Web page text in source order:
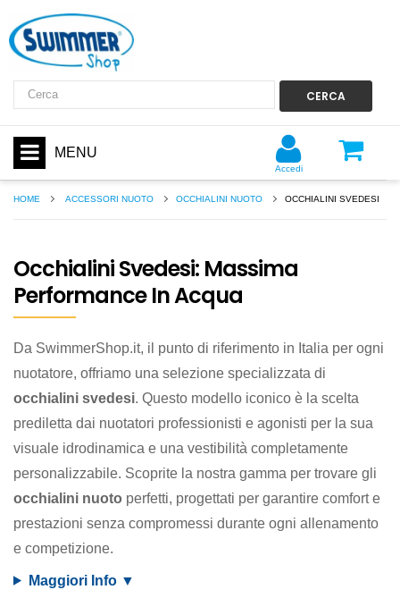
CERCA
MENU
Accedi
HOME ACCESSORI NUOTO OCCHIALINI NUOTO OCCHIALINI SVEDESI
Occhialini Svedesi: Massima
Performance In Acqua
Da SwimmerShop.it, il punto di riferimento in Italia per ogni
nuotatore, offriamo una selezione specializzata di
occhialini svedesi. Questo modello iconico è la scelta
prediletta dai nuotatori professionisti e agonisti per la sua
visuale idrodinamica e una vestibilità completamente
personalizzabile. Scoprite la nostra gamma per trovare gli
occhialini nuoto perfetti, progettati per garantire comfort e
prestazioni senza compromessi durante ogni allenamento
e competizione.
Maggiori Info